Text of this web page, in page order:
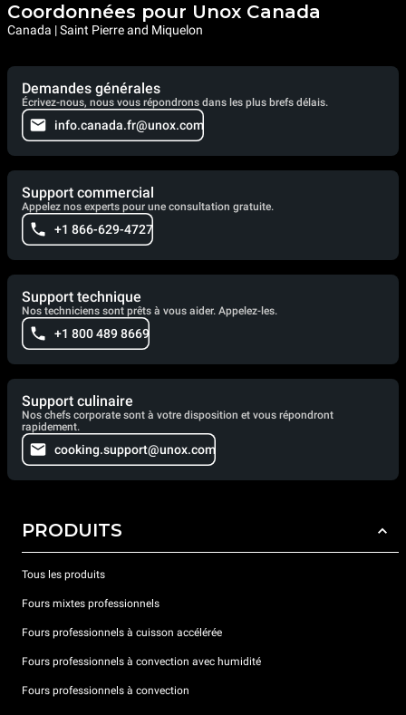
Coordonnées pour Unox Canada
Canada | Saint Pierre and Miquelon
Demandes générales
Écrivez-nous, nous vous répondrons dans les plus brefs délais.
info.canada.fr@unox.com
Support commercial
Appelez nos experts pour une consultation gratuite.
+1 866-629-4727
Support technique
Nos techniciens sont prêts à vous aider. Appelez-les.
+1 800 489 8669
Support culinaire
Nos chefs corporate sont à votre disposition et vous répondront
rapidement.
cooking.support@unox.com
PRODUITS
Tous les produits
Fours mixtes professionnels
Fours professionnels à cuisson accélérée
Fours professionnels à convection avec humidité
Fours professionnels à convection